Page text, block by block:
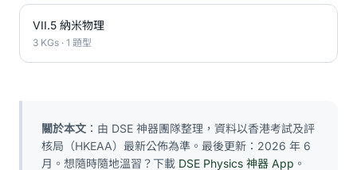
VII.5 納米物理
3 KGs · 1 題型
關於本文 ：由 DSE 神器團隊整理，資料以香港考試及評
核局（HKEAA）最新公佈為準。最後更新：2026 年 6
月。想隨時隨地溫習？下載 DSE Physics 神器 App 。